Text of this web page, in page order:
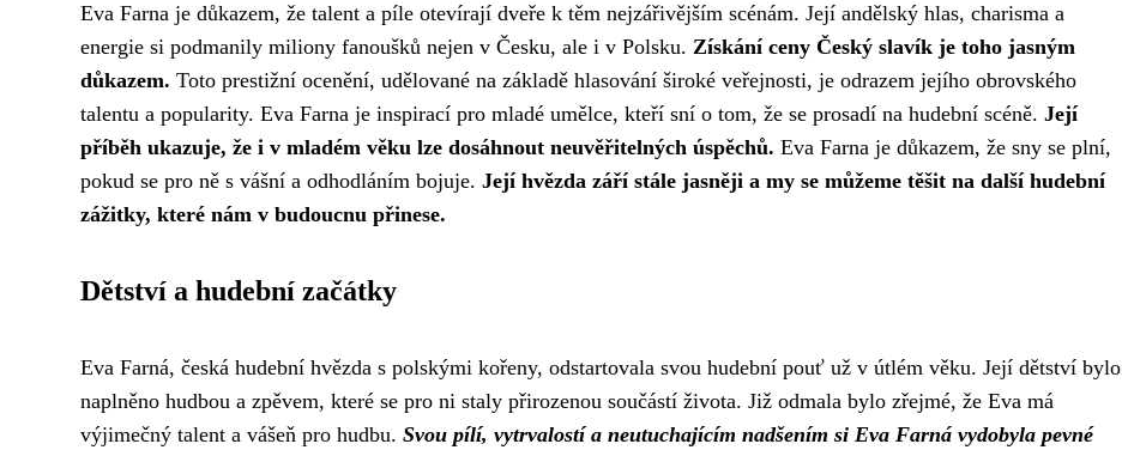
Eva Farna je důkazem, že talent a píle otevírají dveře k těm nejzářivějším scénám. Její andělský hlas, charisma a
energie si podmanily miliony fanoušků nejen v Česku, ale i v Polsku. Získání ceny Český slavík je toho jasným
důkazem. Toto prestižní ocenění, udělované na základě hlasování široké veřejnosti, je odrazem jejího obrovského
talentu a popularity. Eva Farna je inspirací pro mladé umělce, kteří sní o tom, že se prosadí na hudební scéně. Její
příběh ukazuje, že i v mladém věku lze dosáhnout neuvěřitelných úspěchů. Eva Farna je důkazem, že sny se plní,
pokud se pro ně s vášní a odhodláním bojuje. Její hvězda září stále jasněji a my se můžeme těšit na další hudební
zážitky, které nám v budoucnu přinese.
Dětství a hudební začátky
Eva Farná, česká hudební hvězda s polskými kořeny, odstartovala svou hudební pouť už v útlém věku. Její dětství bylo
naplněno hudbou a zpěvem, které se pro ni staly přirozenou součástí života. Již odmala bylo zřejmé, že Eva má
výjimečný talent a vášeň pro hudbu. Svou pílí, vytrvalostí a neutuchajícím nadšením si Eva Farná vydobyla pevné